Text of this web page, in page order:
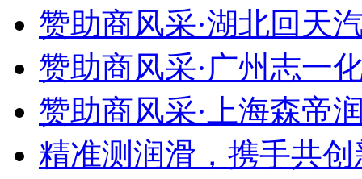
赞助商风采·湖北回天
赞助商风采·广州志一
赞助商风采·上海森帝
精准测润滑，携手共